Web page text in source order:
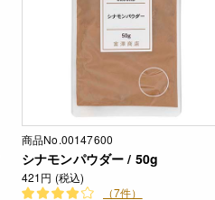
商品No.00147600
シナモンパウダー / 50g
421円 (税込)
（7件）